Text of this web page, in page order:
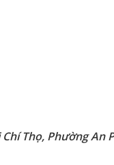
Thọ, Phường An